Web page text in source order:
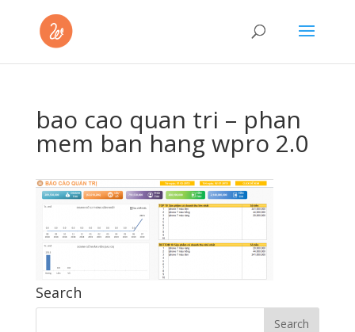
bao cao quan tri – phan
mem ban hang wpro 2.0
Search